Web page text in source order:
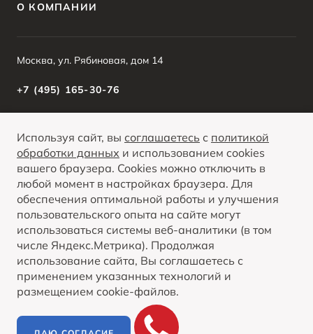
О КОМПАНИИ
Москва, ул. Рябиновая, дом 14
+7 (495) 165-30-76
О ПРОДУКТЕ
КРЕДИТНЫЕ ПРОГРАММЫ
Вся представленная на сайте информация, касающаяся автомобилей и
сервисного обслуживания, носит информационный характер и не является
публичной офертой. Все цены, указанные на данном сайте, носят
информационный характер и являются максимально рекомендуемыми
розничными ценами по расчетам дистрибьютора (ООО «ФАВ-Восточная
Европа»). Для получения подробной информации просьба обращаться к
ближайшему официальному дилеру ООО «ФАВ-Восточная Европа» .
Опубликованная на данном сайте информация может быть изменена в любое
время без предварительного уведомления.
ПОКАЗАТЬ ВСЕ
© 2026
Политика обработки персональных данных
Правовая информация
Контакты
Сделано в ПЕРКС
Используя сайт, вы соглашаетесь с политикой
обработки данных и использованием cookies
вашего браузера. Cookies можно отключить в
любой момент в настройках браузера. Для
обеспечения оптимальной работы и улучшения
пользовательского опыта на сайте могут
использоваться системы веб-аналитики (в том
числе Яндекс.Метрика). Продолжая
использование сайта, Вы соглашаетесь с
применением указанных технологий и
размещением cookie-файлов.